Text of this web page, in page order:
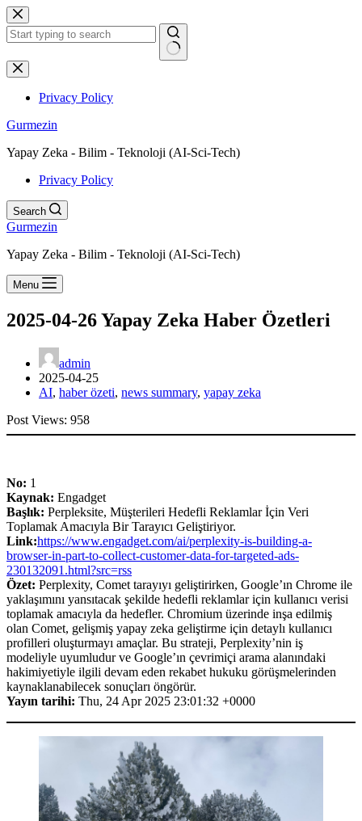
Skip
to
content
No
results
Privacy Policy
Gurmezin
Yapay Zeka - Bilim - Teknoloji (AI-Sci-Tech)
Privacy Policy
Search
Gurmezin
Yapay Zeka - Bilim - Teknoloji (AI-Sci-Tech)
Menu
2025-04-26 Yapay Zeka Haber Özetleri
admin
2025-04-25
AI, haber özeti, news summary, yapay zeka
Post Views: 958
No: 1
Kaynak: Engadget
Başlık: Perpleksite, Müşterileri Hedefli Reklamlar İçin Veri
Toplamak Amacıyla Bir Tarayıcı Geliştiriyor.
Link:https://www.engadget.com/ai/perplexity-is-building-a-
browser-in-part-to-collect-customer-data-for-targeted-ads-
230132091.html?src=rss
Özet: Perplexity, Comet tarayıyı geliştirirken, Google’ın Chrome ile
yaklaşımını yansıtacak şekilde hedefli reklamlar için kullanıcı verisi
toplamak amacıyla da hedefler. Chromium üzerinde inşa edilmiş
olan Comet, gelişmiş yapay zeka geliştirme için detaylı kullanıcı
profilleri oluşturmayı amaçlar. Bu strateji, Perplexity’nin iş
modeliyle uyumludur ve Google’ın çevrimiçi arama alanındaki
hakimiyetiyle ilgili devam eden rekabet hukuku görüşmelerinden
kaynaklanabilecek sonuçları öngörür.
Yayın tarihi: Thu, 24 Apr 2025 23:01:32 +0000